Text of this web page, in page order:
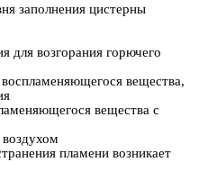
заполнения цистерны
для возгорания горючего
вещества,
вещества с
пламени возникает